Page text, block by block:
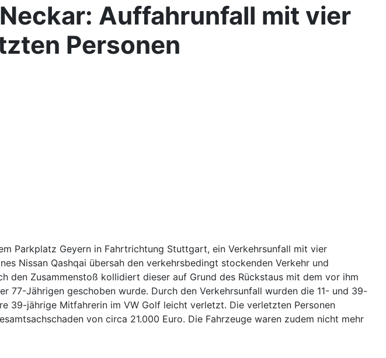
Auffahrunfall mit vier
Personen
Parkplatz Geyern in Fahrtrichtung Stuttgart, ein Verkehrsunfall mit vier
Nissan Qashqai übersah den verkehrsbedingt stockenden Verkehr und
den Zusammenstoß kollidiert dieser auf Grund des Rückstaus mit dem vor ihm
77-Jährigen geschoben wurde. Durch den Verkehrsunfall wurden die 11- und 39-
39-jährige Mitfahrerin im VW Golf leicht verletzt. Die verletzten Personen
von circa 21.000 Euro. Die Fahrzeuge waren zudem nicht mehr